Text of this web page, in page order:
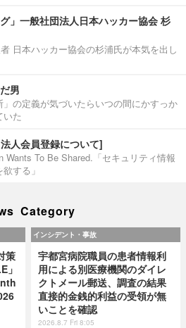
」一般社団法人日本ハッカー協会 杉
日本ハッカー協会の杉浦氏が本気を出し
男
の定義が気づいたらいつの間にかすっか
いた
人会員登録について]
Wants To Be Shared.「セキュリティ情報
する」
Category
策
」
インシデント・事故
宇都宮病院職員の患者情報利
用による別医療機関のダイレ
クトメール郵送、調査の結果
直接的金銭的利益の受領が無
いことを確認
2026.8.7 Fri 8:05